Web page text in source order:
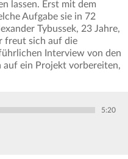
lassen. Erst mit dem
Aufgabe sie in 72
Tybussek, 23 Jahre,
freut sich auf die
Interview von den
auf ein Projekt vorbereiten,
5:20